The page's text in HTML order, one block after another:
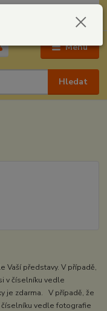
Menu
Hledat
0,00 Kč
Vaší představy. V případě,
v číselníku vedle
je zdarma. V případě, že
číselníku vedle fotografie